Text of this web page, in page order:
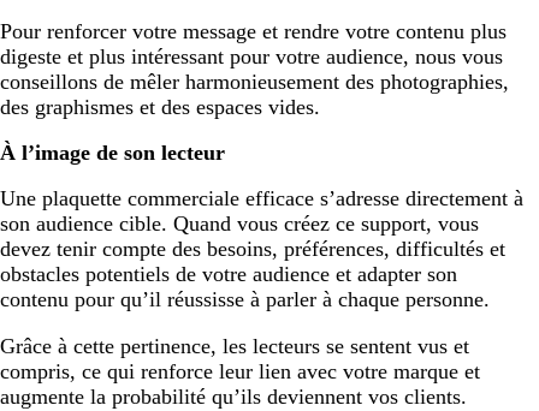
Pour renforcer votre message et rendre votre contenu plus
digeste et plus intéressant pour votre audience, nous vous
conseillons de mêler harmonieusement des photographies,
des graphismes et des espaces vides.
À l’image de son lecteur
Une plaquette commerciale efficace s’adresse directement à
son audience cible. Quand vous créez ce support, vous
devez tenir compte des besoins, préférences, difficultés et
obstacles potentiels de votre audience et adapter son
contenu pour qu’il réussisse à parler à chaque personne.
Grâce à cette pertinence, les lecteurs se sentent vus et
compris, ce qui renforce leur lien avec votre marque et
augmente la probabilité qu’ils deviennent vos clients.